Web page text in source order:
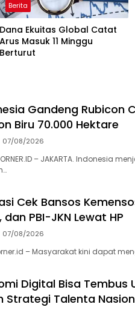
Berita
Dana Ekuitas Global Catat
Arus Masuk 11 Minggu
Berturut
Gandeng Rubicon
Biru 70.000 Hektare
07/08/2026
– JAKARTA. Indonesia
Cek Bansos
dan PBI-JKN Lewat HP
07/08/2026
– Masyarakat kini dapat
Digital Bisa Tembus
Strategi Talenta